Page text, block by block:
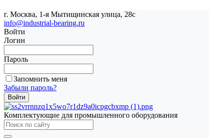
г. Москва, 1-я Мытищинская улица, 28с
info@industrial-bearing.ru
Войти
Логин
Пароль
Запомнить меня
Забыли пароль?
Комплектующие для промышленного оборудования